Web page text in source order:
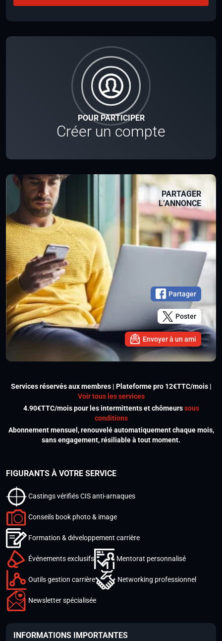
POUR PARTICIPER
Créer un compte
PARTAGER
L’ANNONCE
Partager
Poster
Envoyer à un ami
Services réservés aux membres | Plateforme pro 12€TTC/mois |
Voir tous les services
4.90€TTC/mois pour les intermittents et chômeurssous
conditions
Abonnement mensuel, renouvelé automatiquement chaque mois,
sans engagement, résiliable à tout moment.
FIGURANTS À VOTRE SERVICE
Castings vérifiés CIS anti-arnaques
Conseils book photo & image
Formation & développement carrière
Événements exclusifs Mentorat personnalisé
Outils gestion carrière Networking professionnel
Newsletter spécialisée
INFORMATIONS IMPORTANTES